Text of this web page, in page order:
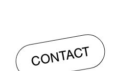
CONTACT